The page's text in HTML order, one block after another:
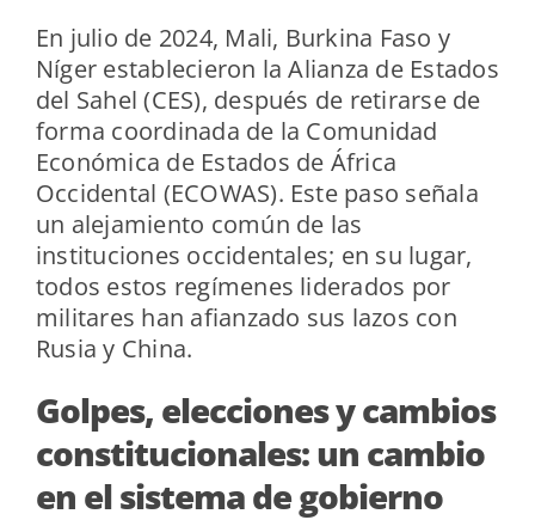
En julio de 2024, Mali, Burkina Faso y
Níger establecieron la Alianza de Estados
del Sahel (CES), después de retirarse de
forma coordinada de la Comunidad
Económica de Estados de África
Occidental (ECOWAS). Este paso señala
un alejamiento común de las
instituciones occidentales; en su lugar,
todos estos regímenes liderados por
militares han afianzado sus lazos con
Rusia y China.
Golpes, elecciones y cambios
constitucionales: un cambio
en el sistema de gobierno